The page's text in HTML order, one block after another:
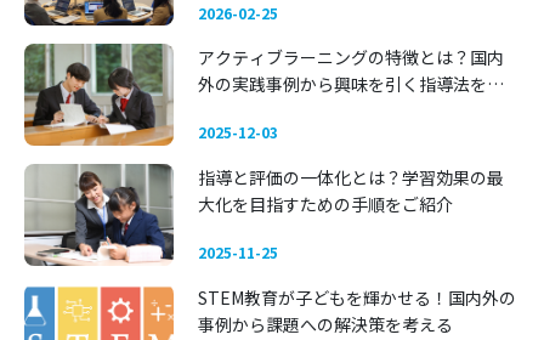
等学校
2026-02-25
アクティブラーニングの特徴とは？国内
外の実践事例から興味を引く指導法を考
2025-12-03
指導と評価の一体化とは？学習効果の最
大化を目指すための手順をご紹介
2025-11-25
STEM教育が子どもを輝かせる！国内外の
事例から課題への解決策を考える